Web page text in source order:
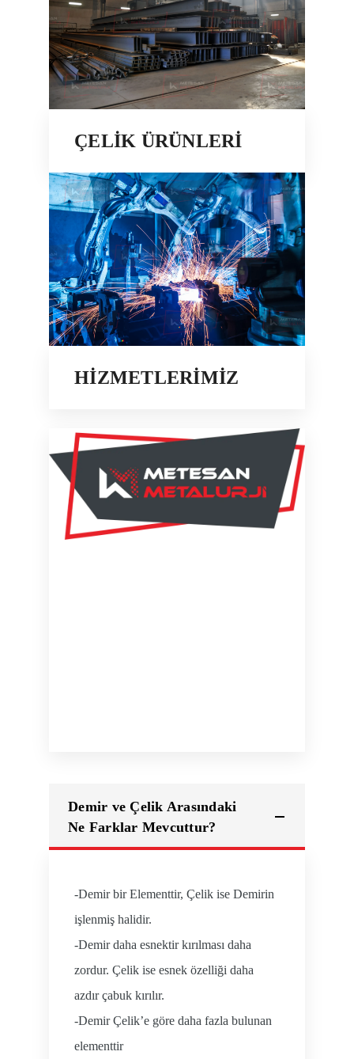
ÇELİK ÜRÜNLERİ
HİZMETLERİMİZ
Demir ve Çelik Arasındaki
Ne Farklar Mevcuttur?
-Demir bir Elementtir, Çelik ise Demirin
işlenmiş halidir.
-Demir daha esnektir kırılması daha
zordur. Çelik ise esnek özelliği daha
azdır çabuk kırılır.
-Demir Çelik’e göre daha fazla bulunan
elementtir